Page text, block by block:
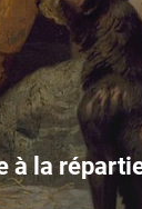
à la